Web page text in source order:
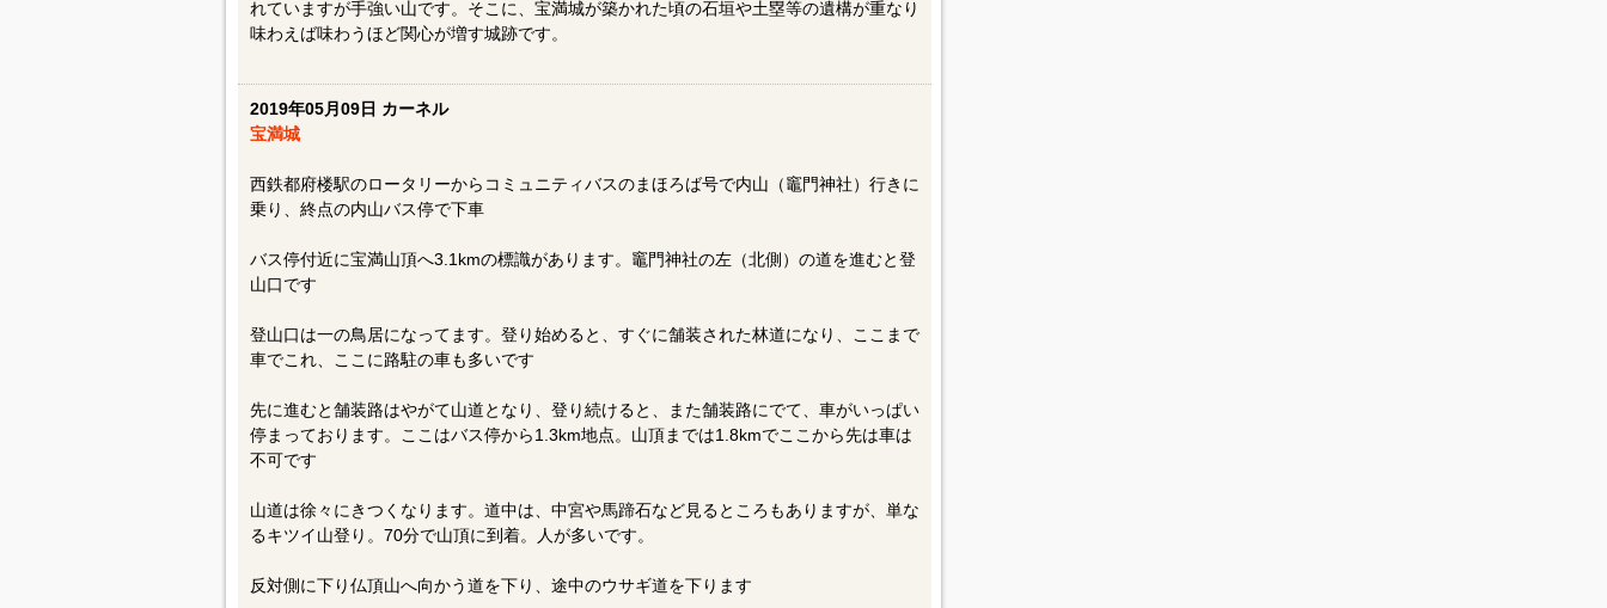
れていますが手強い山です。そこに、宝満城が築かれた頃の石垣や土塁等の遺構が重なり
味わえば味わうほど関心が増す城跡です。
2019年05月09日 カーネル
宝満城
西鉄都府楼駅のロータリーからコミュニティバスのまほろば号で内山（竈門神社）行きに
乗り、終点の内山バス停で下車
バス停付近に宝満山頂へ3.1kmの標識があります。竈門神社の左（北側）の道を進むと登
山口です
登山口は一の鳥居になってます。登り始めると、すぐに舗装された林道になり、ここまで
車でこれ、ここに路駐の車も多いです
先に進むと舗装路はやがて山道となり、登り続けると、また舗装路にでて、車がいっぱい
停まっております。ここはバス停から1.3km地点。山頂までは1.8kmでここから先は車は
不可です
山道は徐々にきつくなります。道中は、中宮や馬蹄石など見るところもありますが、単な
るキツイ山登り。70分で山頂に到着。人が多いです。
反対側に下り仏頂山へ向かう道を下り、途中のウサギ道を下ります